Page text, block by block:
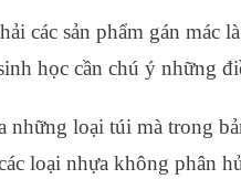
các sản phẩm gán mác
học cần chú ý những
những loại túi mà trong
loại nhựa không phân